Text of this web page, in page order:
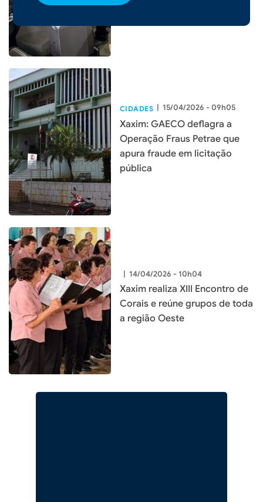
meio ambiente
CIDADES 15/04/2026 - 09h05
Xaxim: GAECO deflagra a
Operação Fraus Petrae que
apura fraude em licitação
pública
| 14/04/2026 - 10h04
Xaxim realiza XIII Encontro de
Corais e reúne grupos de toda
a região Oeste